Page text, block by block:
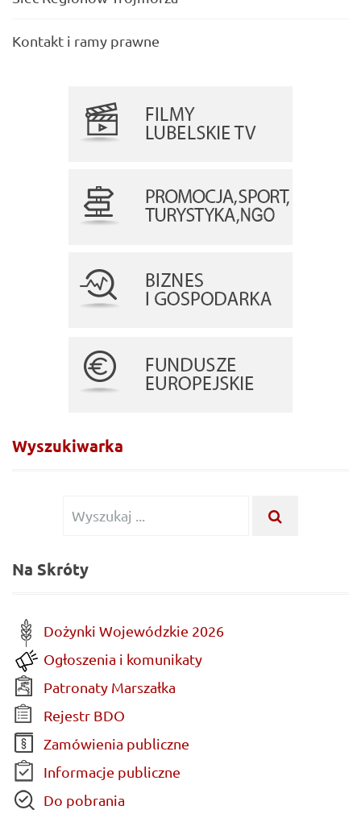
Kontakt i ramy prawne
Wyszukiwarka
Wyszukiwanie dla:
Na Skróty
Dożynki Wojewódzkie 2026
Ogłoszenia i komunikaty
Patronaty Marszałka
Rejestr BDO
Zamówienia publiczne
Informacje publiczne
Do pobrania